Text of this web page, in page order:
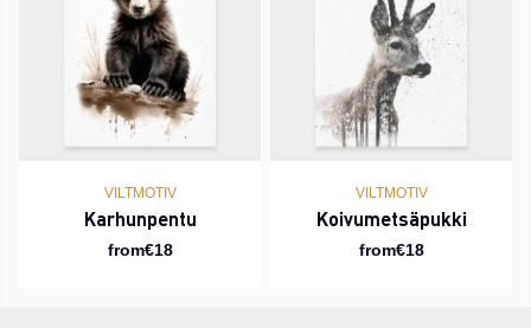
VILTMOTIV
Karhunpentu
from€18
VILTMOTIV
Koivumetsäpukki
from€18